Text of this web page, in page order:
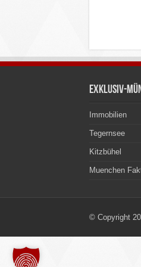
Exklusiv-
Immobilien
Tegernsee
Kitzbühel
Muenchen
© Copyright